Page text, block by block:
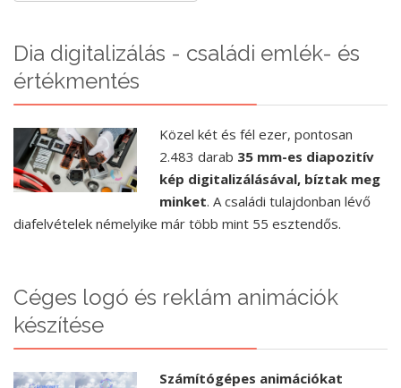
Dia digitalizálás - családi emlék- és
értékmentés
Közel két és fél ezer, pontosan
2.483 darab 35 mm-es diapozitív
kép digitalizálásával, bíztak meg
minket. A családi tulajdonban lévő
diafelvételek némelyike már több mint 55 esztendős.
Céges logó és reklám animációk
készítése
Számítógépes animációkat